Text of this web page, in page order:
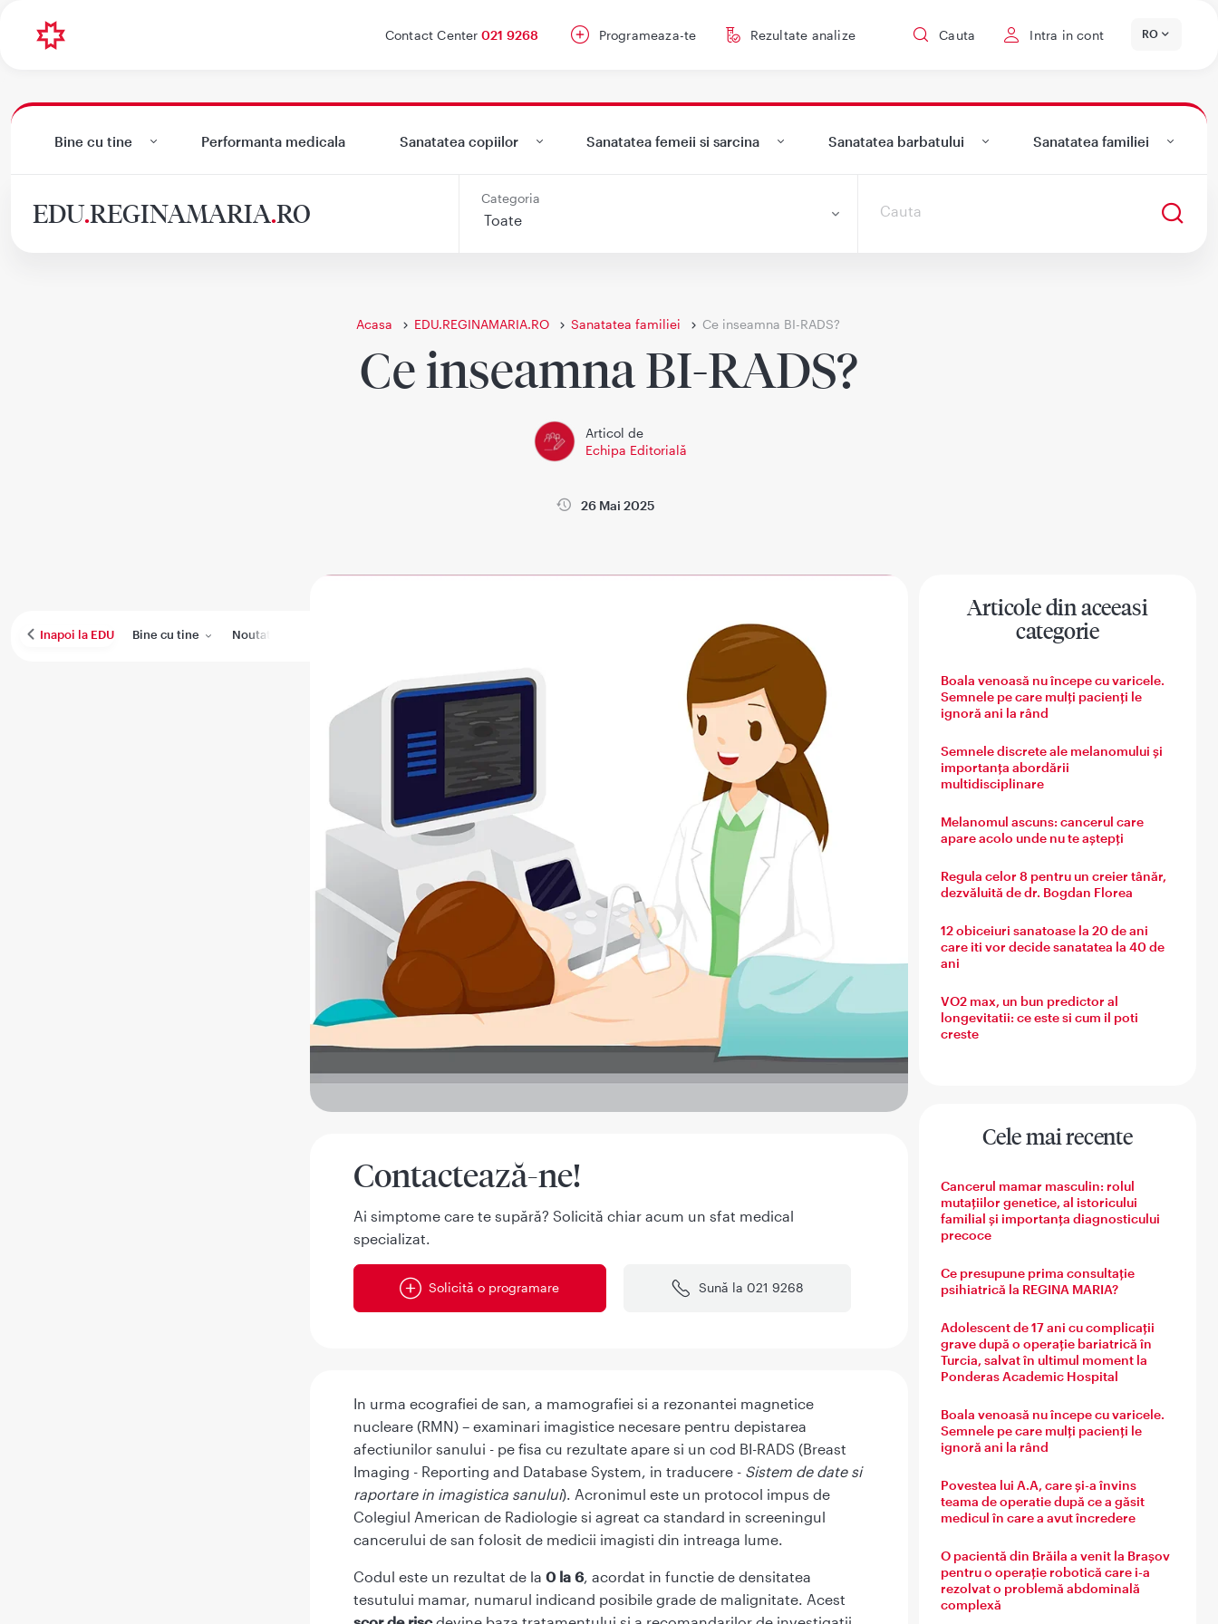
Contact Center 021 9268 Programeaza-te Rezultate analize Cauta Intra in cont RO
Bine cu tine Performanta medicala Sanatatea copiilor Sanatatea femeii si sarcina Sanatatea barbatului Sanatatea familiei
EDU.REGINAMARIA.RO Categoria
Acasa EDU.REGINAMARIA.RO Sanatatea familiei Ce inseamna BI-RADS?
Ce inseamna BI-RADS?
Articol de
Echipa Editorială
26 Mai 2025
Inapoi la EDU Bine cu tine Noutati Sanatatea femeii si sarcina Sanatatea familiei
Contactează-ne!
Ai simptome care te supără? Solicită chiar acum un sfat medical
specializat.
Solicită o programare Sună la 021 9268
In urma ecografiei de san, a mamografiei si a rezonantei magnetice
nucleare (RMN) – examinari imagistice necesare pentru depistarea
afectiunilor sanului - pe fisa cu rezultate apare si un cod BI-RADS (Breast
Imaging - Reporting and Database System, in traducere - Sistem de date si
raportare in imagistica sanului). Acronimul este un protocol impus de
Colegiul American de Radiologie si agreat ca standard in screeningul
cancerului de san folosit de medicii imagisti din intreaga lume.
Codul este un rezultat de la 0 la 6, acordat in functie de densitatea
tesutului mamar, numarul indicand posibile grade de malignitate. Acest
Articole din aceeasi
categorie
Boala venoasă nu începe cu varicele.
Semnele pe care mulți pacienți le
ignoră ani la rând
Semnele discrete ale melanomului și
importanța abordării
multidisciplinare
Melanomul ascuns: cancerul care
apare acolo unde nu te aștepți
Regula celor 8 pentru un creier tânăr,
dezvăluită de dr. Bogdan Florea
12 obiceiuri sanatoase la 20 de ani
care iti vor decide sanatatea la 40 de
ani
VO2 max, un bun predictor al
longevitatii: ce este si cum il poti
creste
Cele mai recente
Cancerul mamar masculin: rolul
mutațiilor genetice, al istoricului
familial și importanța diagnosticului
precoce
Ce presupune prima consultație
psihiatrică la REGINA MARIA?
Adolescent de 17 ani cu complicații
grave după o operație bariatrică în
Turcia, salvat în ultimul moment la
Ponderas Academic Hospital
Boala venoasă nu începe cu varicele.
Semnele pe care mulți pacienți le
ignoră ani la rând
Povestea lui A.A, care și-a învins
teama de operatie după ce a găsit
medicul în care a avut încredere
O pacientă din Brăila a venit la Brașov
pentru o operație robotică care i-a
rezolvat o problemă abdominală
complexă